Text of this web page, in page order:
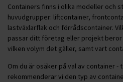
Containers finns i olika modeller och
huvudgrupper: liftcontainer,
lastväxlarflak och förrådscontainer.
passar ditt företag eller projekt
vilken volym det gäller, samt vart
Om du är osäker på val av container -
rekommenderar vi den typ av